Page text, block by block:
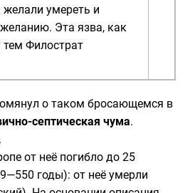
умереть и
Эта язва, как
Филострат
о таком бросающемся в
септическая чума.
от неё погибло до 25
годы): от неё умерли